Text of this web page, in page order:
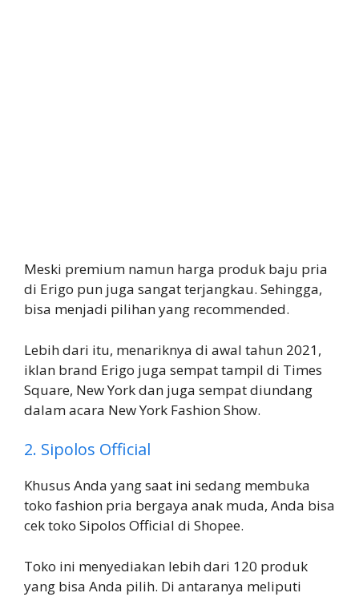
Meski premium namun harga produk baju pria
di Erigo pun juga sangat terjangkau. Sehingga,
bisa menjadi pilihan yang recommended.
Lebih dari itu, menariknya di awal tahun 2021,
iklan brand Erigo juga sempat tampil di Times
Square, New York dan juga sempat diundang
dalam acara New York Fashion Show.
2. Sipolos Official
Khusus Anda yang saat ini sedang membuka
toko fashion pria bergaya anak muda, Anda bisa
cek toko Sipolos Official di Shopee.
Toko ini menyediakan lebih dari 120 produk
yang bisa Anda pilih. Di antaranya meliputi